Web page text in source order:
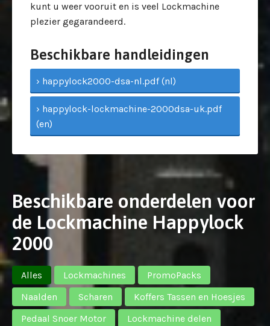
kunt u weer vooruit en is veel Lockmachine
plezier gegarandeerd.
Beschikbare handleidingen
› happylock2000-dsa-nl.pdf (nl)
› happylock-lockmachine-2000dsa-uk.pdf
(en)
Beschikbare onderdelen voor
de Lockmachine Happylock
2000
Alles Lockmachines
PromoPacks
Naalden
Scharen
Koffers Tassen en Hoesjes
Pedaal Snoer Motor
Lockmachine delen